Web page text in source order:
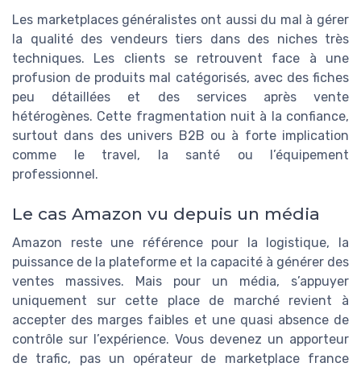
Les marketplaces généralistes ont aussi du mal à gérer
la qualité des vendeurs tiers dans des niches très
techniques. Les clients se retrouvent face à une
profusion de produits mal catégorisés, avec des fiches
peu détaillées et des services après vente
hétérogènes. Cette fragmentation nuit à la confiance,
surtout dans des univers B2B ou à forte implication
comme le travel, la santé ou l’équipement
professionnel.
Le cas Amazon vu depuis un média
Amazon reste une référence pour la logistique, la
puissance de la plateforme et la capacité à générer des
ventes massives. Mais pour un média, s’appuyer
uniquement sur cette place de marché revient à
accepter des marges faibles et une quasi absence de
contrôle sur l’expérience. Vous devenez un apporteur
de trafic, pas un opérateur de marketplace france